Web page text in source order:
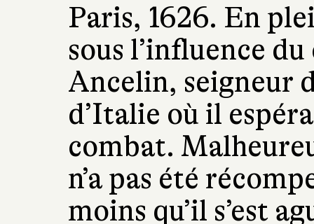
Paris, 1626. En
sous l’influence
Ancelin, seigneur
d’Italie où il
combat.
n’a pas été
moins qu’il s’est